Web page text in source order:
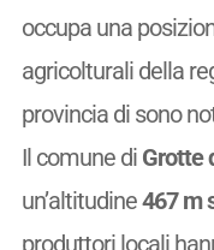
occupa una
agricolturali della
provincia di sono
Il comune di Grotte
un’altitudine467 m
produttori locali